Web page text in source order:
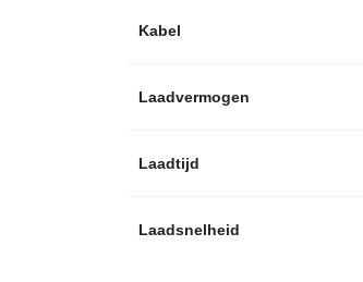
Kabel
Laadvermogen
Laadtijd
Laadsnelheid